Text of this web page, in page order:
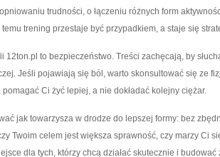
trudności, o łączeniu różnych form
trening przestaje być przypadkiem, a staje się
12ton.pl to bezpieczeństwo. Treści zachęcają, by
Jeśli pojawiają się ból, warto skonsultować się ze
Ci żyć lepiej, a nie dokładać kolejny ciężar.
jak towarzysza w drodze do lepszej formy: bez
Twoim celem jest większa sprawność, czy marzy Ci
dla tych, którzy chcą działać skutecznie i